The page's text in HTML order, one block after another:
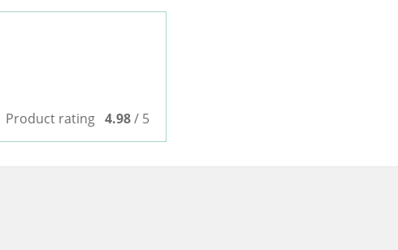
Product rating 4.98/ 5